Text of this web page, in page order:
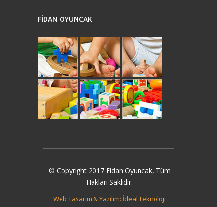
FİDAN OYUNCAK
© Copyright 2017 Fidan Oyuncak, Tüm
Hakları Saklıdır.
Web Tasarım & Yazılım: İdeal Teknoloji